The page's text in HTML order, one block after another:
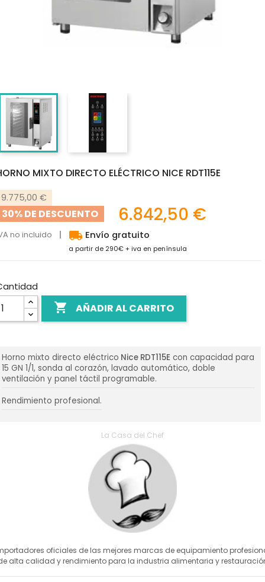
MIXTO DIRECTO ELÉCTRICO NICE RDT115E
9.775,00 €
30% DE DESCUENTO 6.842,50 €
no incluido local_shipping Envío gratuito
a partir de 290€ + iva en península
 AÑADIR AL CARRITO
Horno mixto directo eléctrico Nice RDT115E con capacidad para
15 GN 1/1, sonda al corazón, lavado automático, doble
ventilación y panel táctil programable.
Rendimiento profesional.
La Casa del Chef
oficiales de las mejores marcas de equipamiento
alta calidad y rendimiento para la industria alimentaria y